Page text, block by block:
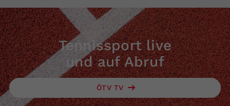
Tennissport live
und auf Abruf
ÖTV TV